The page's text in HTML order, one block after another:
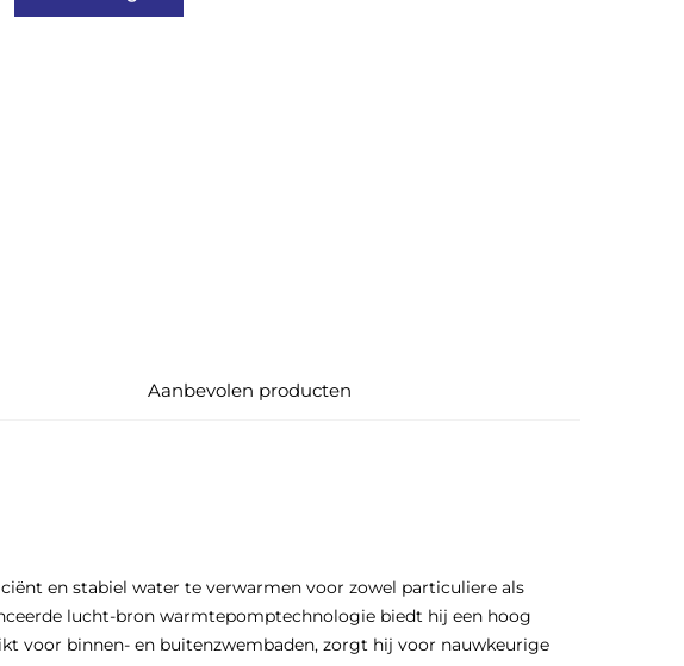
Aanbevolen producten
en stabiel water te verwarmen voor zowel particuliere als
lucht-bron warmtepomptechnologie biedt hij een hoog
voor binnen- en buitenzwembaden, zorgt hij voor nauwkeurige